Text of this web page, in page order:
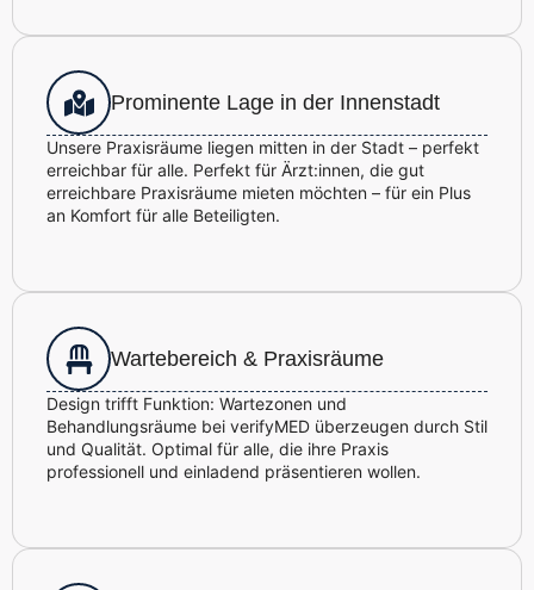
Prominente Lage in der Innenstadt
Unsere Praxisräume liegen mitten in der Stadt – perfekt
erreichbar für alle. Perfekt für Ärzt:innen, die gut
erreichbare Praxisräume mieten möchten – für ein Plus
an Komfort für alle Beteiligten.
Wartebereich & Praxisräume
Design trifft Funktion: Wartezonen und
Behandlungsräume bei verifyMED überzeugen durch Stil
und Qualität. Optimal für alle, die ihre Praxis
professionell und einladend präsentieren wollen.